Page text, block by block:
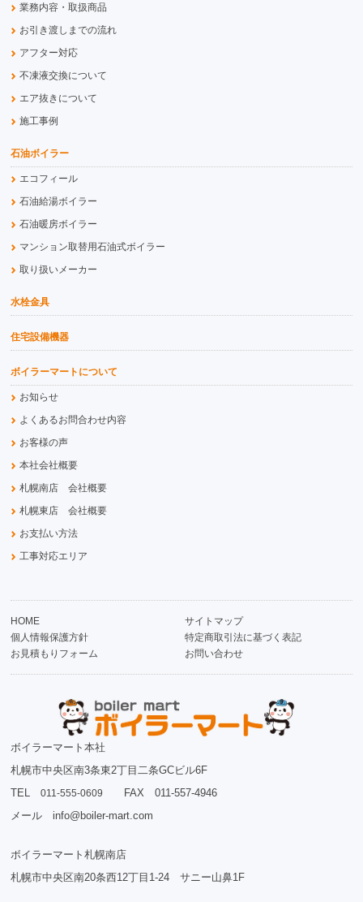
業務内容・取扱商品
お引き渡しまでの流れ
アフター対応
不凍液交換について
エア抜きについて
施工事例
石油ボイラー
エコフィール
石油給湯ボイラー
石油暖房ボイラー
マンション取替用石油式ボイラー
取り扱いメーカー
水栓金具
住宅設備機器
ボイラーマートについて
お知らせ
よくあるお問合わせ内容
お客様の声
本社会社概要
札幌南店 会社概要
札幌東店 会社概要
お支払い方法
工事対応エリア
HOME
サイトマップ
個人情報保護方針
特定商取引法に基づく表記
お見積もりフォーム
お問い合わせ
ボイラーマート本社
札幌市中央区南3条東2丁目二条GCビル6F
TEL011-555-0609
FAX 011-557-4946
メール info@boiler-mart.com
ボイラーマート札幌南店
札幌市中央区南20条西12丁目1-24 サニー山鼻1F